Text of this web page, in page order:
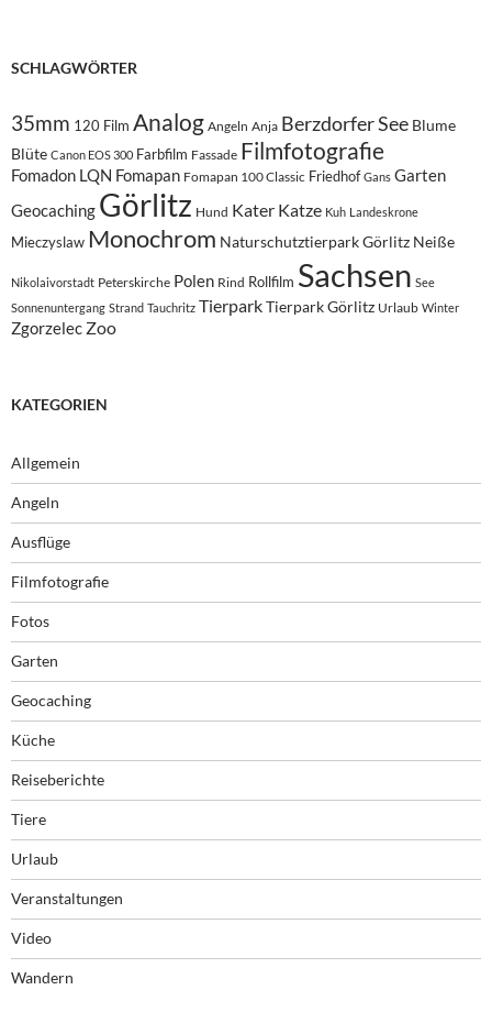
SCHLAGWÖRTER
35mm 120 Film Analog Angeln Anja Berzdorfer See Blume
Blüte Canon EOS 300 Farbfilm Fassade Filmfotografie
Fomadon LQN Fomapan Fomapan 100 Classic Friedhof Gans Garten
Geocaching Görlitz Hund Kater Katze Kuh Landeskrone
Mieczyslaw Monochrom Naturschutztierpark Görlitz Neiße
Nikolaivorstadt Peterskirche Polen Rind Rollfilm Sachsen See
Sonnenuntergang Strand Tauchritz TierparkTierpark Görlitz Urlaub Winter
Zgorzelec Zoo
KATEGORIEN
Allgemein
Angeln
Ausflüge
Filmfotografie
Fotos
Garten
Geocaching
Küche
Reiseberichte
Tiere
Urlaub
Veranstaltungen
Video
Wandern